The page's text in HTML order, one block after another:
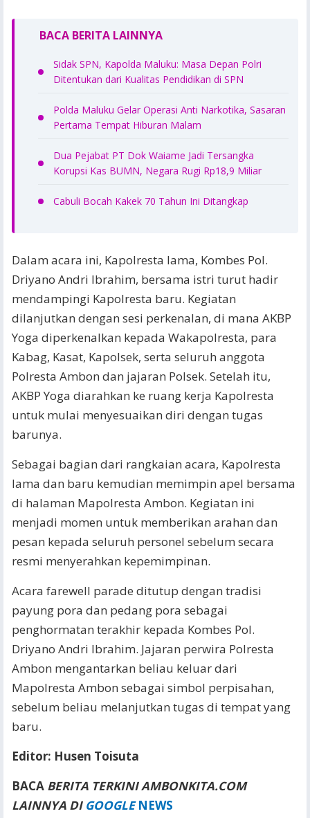
BACA BERITA LAINNYA
Sidak SPN, Kapolda Maluku: Masa Depan Polri
Ditentukan dari Kualitas Pendidikan di SPN
Polda Maluku Gelar Operasi Anti Narkotika, Sasaran
Pertama Tempat Hiburan Malam
Dua Pejabat PT Dok Waiame Jadi Tersangka
Korupsi Kas BUMN, Negara Rugi Rp18,9 Miliar
Cabuli Bocah Kakek 70 Tahun Ini Ditangkap
Dalam acara ini, Kapolresta lama, Kombes Pol.
Driyano Andri Ibrahim, bersama istri turut hadir
mendampingi Kapolresta baru. Kegiatan
dilanjutkan dengan sesi perkenalan, di mana AKBP
Yoga diperkenalkan kepada Wakapolresta, para
Kabag, Kasat, Kapolsek, serta seluruh anggota
Polresta Ambon dan jajaran Polsek. Setelah itu,
AKBP Yoga diarahkan ke ruang kerja Kapolresta
untuk mulai menyesuaikan diri dengan tugas
barunya.
Sebagai bagian dari rangkaian acara, Kapolresta
lama dan baru kemudian memimpin apel bersama
di halaman Mapolresta Ambon. Kegiatan ini
menjadi momen untuk memberikan arahan dan
pesan kepada seluruh personel sebelum secara
resmi menyerahkan kepemimpinan.
Acara farewell parade ditutup dengan tradisi
payung pora dan pedang pora sebagai
penghormatan terakhir kepada Kombes Pol.
Driyano Andri Ibrahim. Jajaran perwira Polresta
Ambon mengantarkan beliau keluar dari
Mapolresta Ambon sebagai simbol perpisahan,
sebelum beliau melanjutkan tugas di tempat yang
baru.
Editor: Husen Toisuta
BACA BERITA TERKINI AMBONKITA.COM
LAINNYA DI GOOGLE NEWS